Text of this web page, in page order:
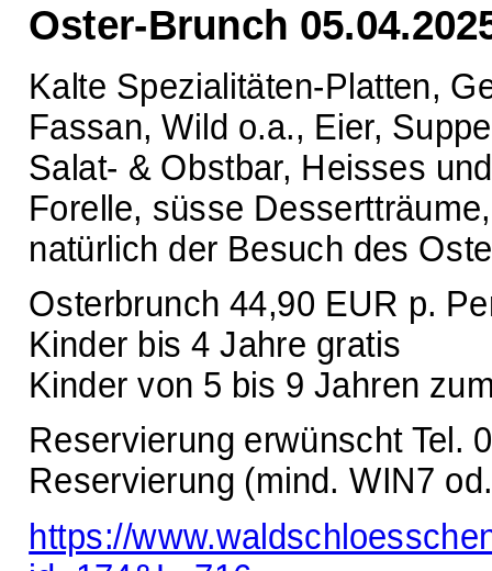
Oster-Brunch
Kalte Spezialitäten-Platten,
Fassan, Wild o.a., Eier,
Salat- & Obstbar, Heisses
Forelle, süsse
natürlich der Besuch des
Osterbrunch 44,90 EUR p.
Kinder bis 4 Jahre gratis
Kinder von 5 bis 9 Jahren
Reservierung erwünscht Tel.
Reservierung (mind. WIN7
https://